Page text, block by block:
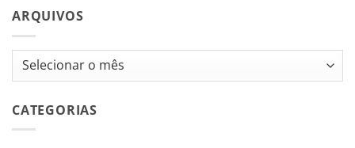
ARQUIVOS
Arquivos
CATEGORIAS